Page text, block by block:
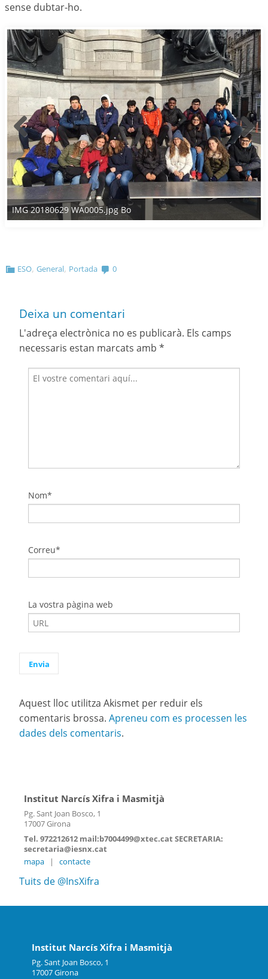
sense dubtar-ho.
IMG 20180629 WA0005.jpg Bo
ESO,General, Portada 0
Deixa un comentari
L'adreça electrònica no es publicarà. Els camps
necessaris estan marcats amb *
Nom*
Correu*
La vostra pàgina web
Aquest lloc utilitza Akismet per reduir els
comentaris brossa. Apreneu com es processen les
dades dels comentaris.
Institut Narcís Xifra i Masmitjà
Pg. Sant Joan Bosco, 1
17007 Girona
Tel. 972212612 mail:b7004499@xtec.cat SECRETARIA:
secretaria@iesnx.cat
mapa
| contacte
Tuits de @InsXifra
Institut Narcís Xifra i Masmitjà
Pg. Sant Joan Bosco, 1
17007 Girona